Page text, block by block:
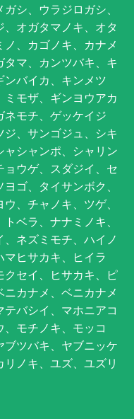
シ、ウラジロガシ、
オガタマノキ、オタ
、カゴノキ、カナメ
マ、カンツバキ、キ
ンバイカ、キンメツ
モザ、ギンヨウアカ
ネモチ、ゲッケイジ
、サンゴジュ、シキ
ャシャンポ、シャリン
ウゲ、スダジイ、セ
ゴ、タイサンボク、
、チャノキ、ツゲ、
ベラ、ナナミノキ、
ネズミモチ、ハイノ
ヒサカキ、ヒイラ
セイ、ヒサカキ、ピ
カナメ、ベニカナメ
バシイ、マホニアコ
モチノキ、モッコ
ツバキ、ヤブニッケ
ノキ、ユズ、ユズリ